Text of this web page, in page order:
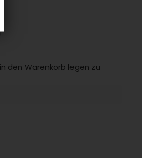
den Warenkorb legen zu